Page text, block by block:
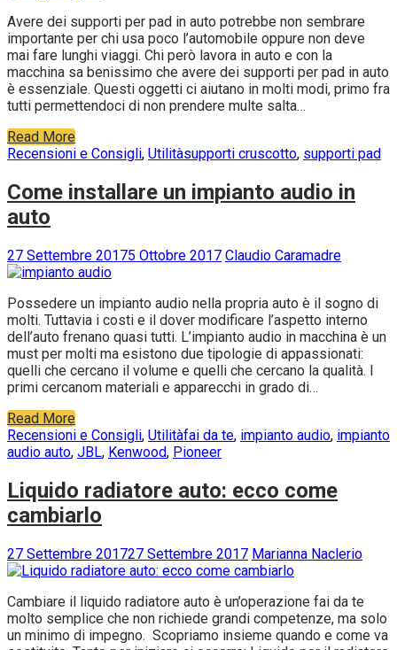
Avere dei supporti per pad in auto potrebbe non sembrare
importante per chi usa poco l’automobile oppure non deve
mai fare lunghi viaggi. Chi però lavora in auto e con la
macchina sa benissimo che avere dei supporti per pad in auto
è essenziale. Questi oggetti ci aiutano in molti modi, primo fra
tutti permettendoci di non prendere multe salta…
Read More
Recensioni e Consigli, Utilitàsupporti cruscotto, supporti pad
Come installare un impianto audio in
auto
27 Settembre 20175 Ottobre 2017 Claudio Caramadre
Possedere un impianto audio nella propria auto è il sogno di
molti. Tuttavia i costi e il dover modificare l’aspetto interno
dell’auto frenano quasi tutti. L’impianto audio in macchina è un
must per molti ma esistono due tipologie di appassionati:
quelli che cercano il volume e quelli che cercano la qualità. I
primi cercanom materiali e apparecchi in grado di…
Read More
Recensioni e Consigli, Utilitàfai da te, impianto audio, impianto
audio auto, JBL, Kenwood, Pioneer
Liquido radiatore auto: ecco come
cambiarlo
27 Settembre 201727 Settembre 2017 Marianna Naclerio
Cambiare il liquido radiatore auto è un’operazione fai da te
molto semplice che non richiede grandi competenze, ma solo
un minimo di impegno. Scopriamo insieme quando e come va